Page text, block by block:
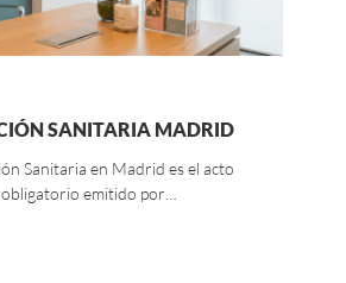
SANITARIA MADRID
Sanitaria en Madrid es el acto
emitido por…